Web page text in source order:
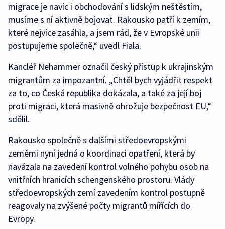
migrace je navíc i obchodování s lidským neštěstím,
musíme s ní aktivně bojovat. Rakousko patří k zemím,
které nejvíce zasáhla, a jsem rád, že v Evropské unii
postupujeme společně,“ uvedl Fiala.
Kancléř Nehammer označil český přístup k ukrajinským
migrantům za impozantní. „Chtěl bych vyjádřit respekt
za to, co Česká republika dokázala, a také za její boj
proti migraci, která masivně ohrožuje bezpečnost EU,“
sdělil.
Rakousko společně s dalšími středoevropskými
zeměmi nyní jedná o koordinaci opatření, která by
navázala na zavedení kontrol volného pohybu osob na
vnitřních hranicích schengenského prostoru. Vlády
středoevropských zemí zavedením kontrol postupně
reagovaly na zvýšené počty migrantů mířících do
Evropy.